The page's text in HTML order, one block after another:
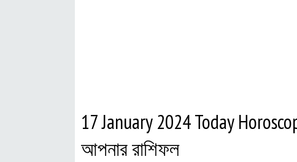
17 January 2024 Today
আপনার রাশিফল